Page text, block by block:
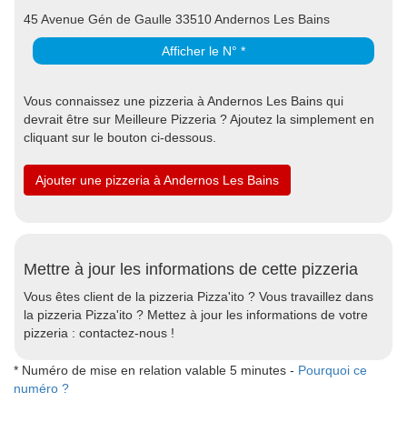
45 Avenue Gén de Gaulle 33510 Andernos Les Bains
Afficher le N° *
Vous connaissez une pizzeria à Andernos Les Bains qui
devrait être sur Meilleure Pizzeria ? Ajoutez la simplement en
cliquant sur le bouton ci-dessous.
Ajouter une pizzeria à Andernos Les Bains
Mettre à jour les informations de cette pizzeria
Vous êtes client de la pizzeria Pizza'ito ? Vous travaillez dans
la pizzeria Pizza'ito ? Mettez à jour les informations de votre
pizzeria : contactez-nous !
* Numéro de mise en relation valable 5 minutes - Pourquoi ce
numéro ?